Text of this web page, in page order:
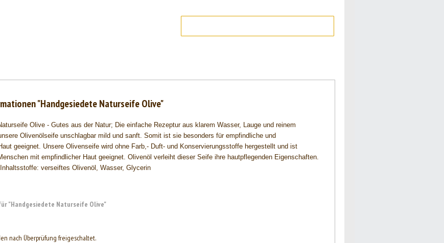
"Handgesiedete Naturseife Olive"
Olive - Gutes aus der Natur; Die einfache Rezeptur aus klarem Wasser, Lauge und reinem
Olivenölseife unschlagbar mild und sanft. Somit ist sie besonders für empfindliche und
geeignet. Unsere Olivenseife wird ohne Farb,- Duft- und Konservierungsstoffe hergestellt und ist
mit empfindlicher Haut geeignet. Olivenöl verleiht dieser Seife ihre hautpflegenden Eigenschaften.
verseiftes Olivenöl, Wasser, Glycerin
"Handgesiedete Naturseife Olive"
nach Überprüfung freigeschaltet.